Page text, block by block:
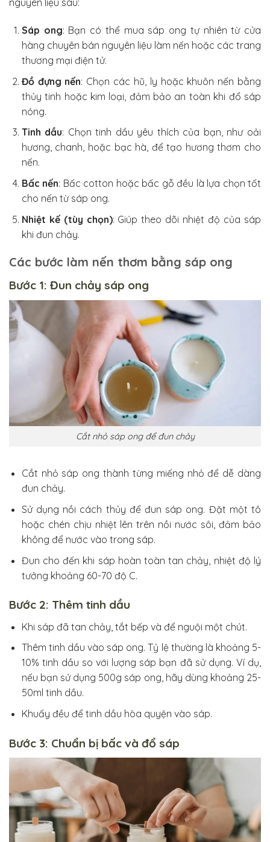
nguyên liệu sau:
Sáp ong: Bạn có thể mua sáp ong tự nhiên từ cửa
hàng chuyên bán nguyên liệu làm nến hoặc các trang
thương mại điện tử.
Đồ đựng nến: Chọn các hũ, ly hoặc khuôn nến bằng
thủy tinh hoặc kim loại, đảm bảo an toàn khi đổ sáp
nóng.
Tinh dầu: Chọn tinh dầu yêu thích của bạn, như oải
hương, chanh, hoặc bạc hà, để tạo hương thơm cho
nến.
Bấc nến: Bấc cotton hoặc bấc gỗ đều là lựa chọn tốt
cho nến từ sáp ong.
Nhiệt kế (tùy chọn): Giúp theo dõi nhiệt độ của sáp
khi đun chảy.
Các bước làm nến thơm bằng sáp ong
Bước 1: Đun chảy sáp ong
Cắt nhỏ sáp ong để đun chảy
Cắt nhỏ sáp ong thành từng miếng nhỏ để dễ dàng
đun chảy.
Sử dụng nồi cách thủy để đun sáp ong. Đặt một tô
hoặc chén chịu nhiệt lên trên nồi nước sôi, đảm bảo
không để nước vào trong sáp.
Đun cho đến khi sáp hoàn toàn tan chảy, nhiệt độ lý
tưởng khoảng 60-70 độ C.
Bước 2: Thêm tinh dầu
Khi sáp đã tan chảy, tắt bếp và để nguội một chút.
Thêm tinh dầu vào sáp ong. Tỷ lệ thường là khoảng 5-
10% tinh dầu so với lượng sáp bạn đã sử dụng. Ví dụ,
nếu bạn sử dụng 500g sáp ong, hãy dùng khoảng 25-
50ml tinh dầu.
Khuấy đều để tinh dầu hòa quyện vào sáp.
Bước 3: Chuẩn bị bấc và đổ sáp